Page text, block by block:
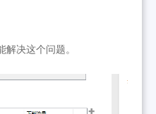
决这个问题。